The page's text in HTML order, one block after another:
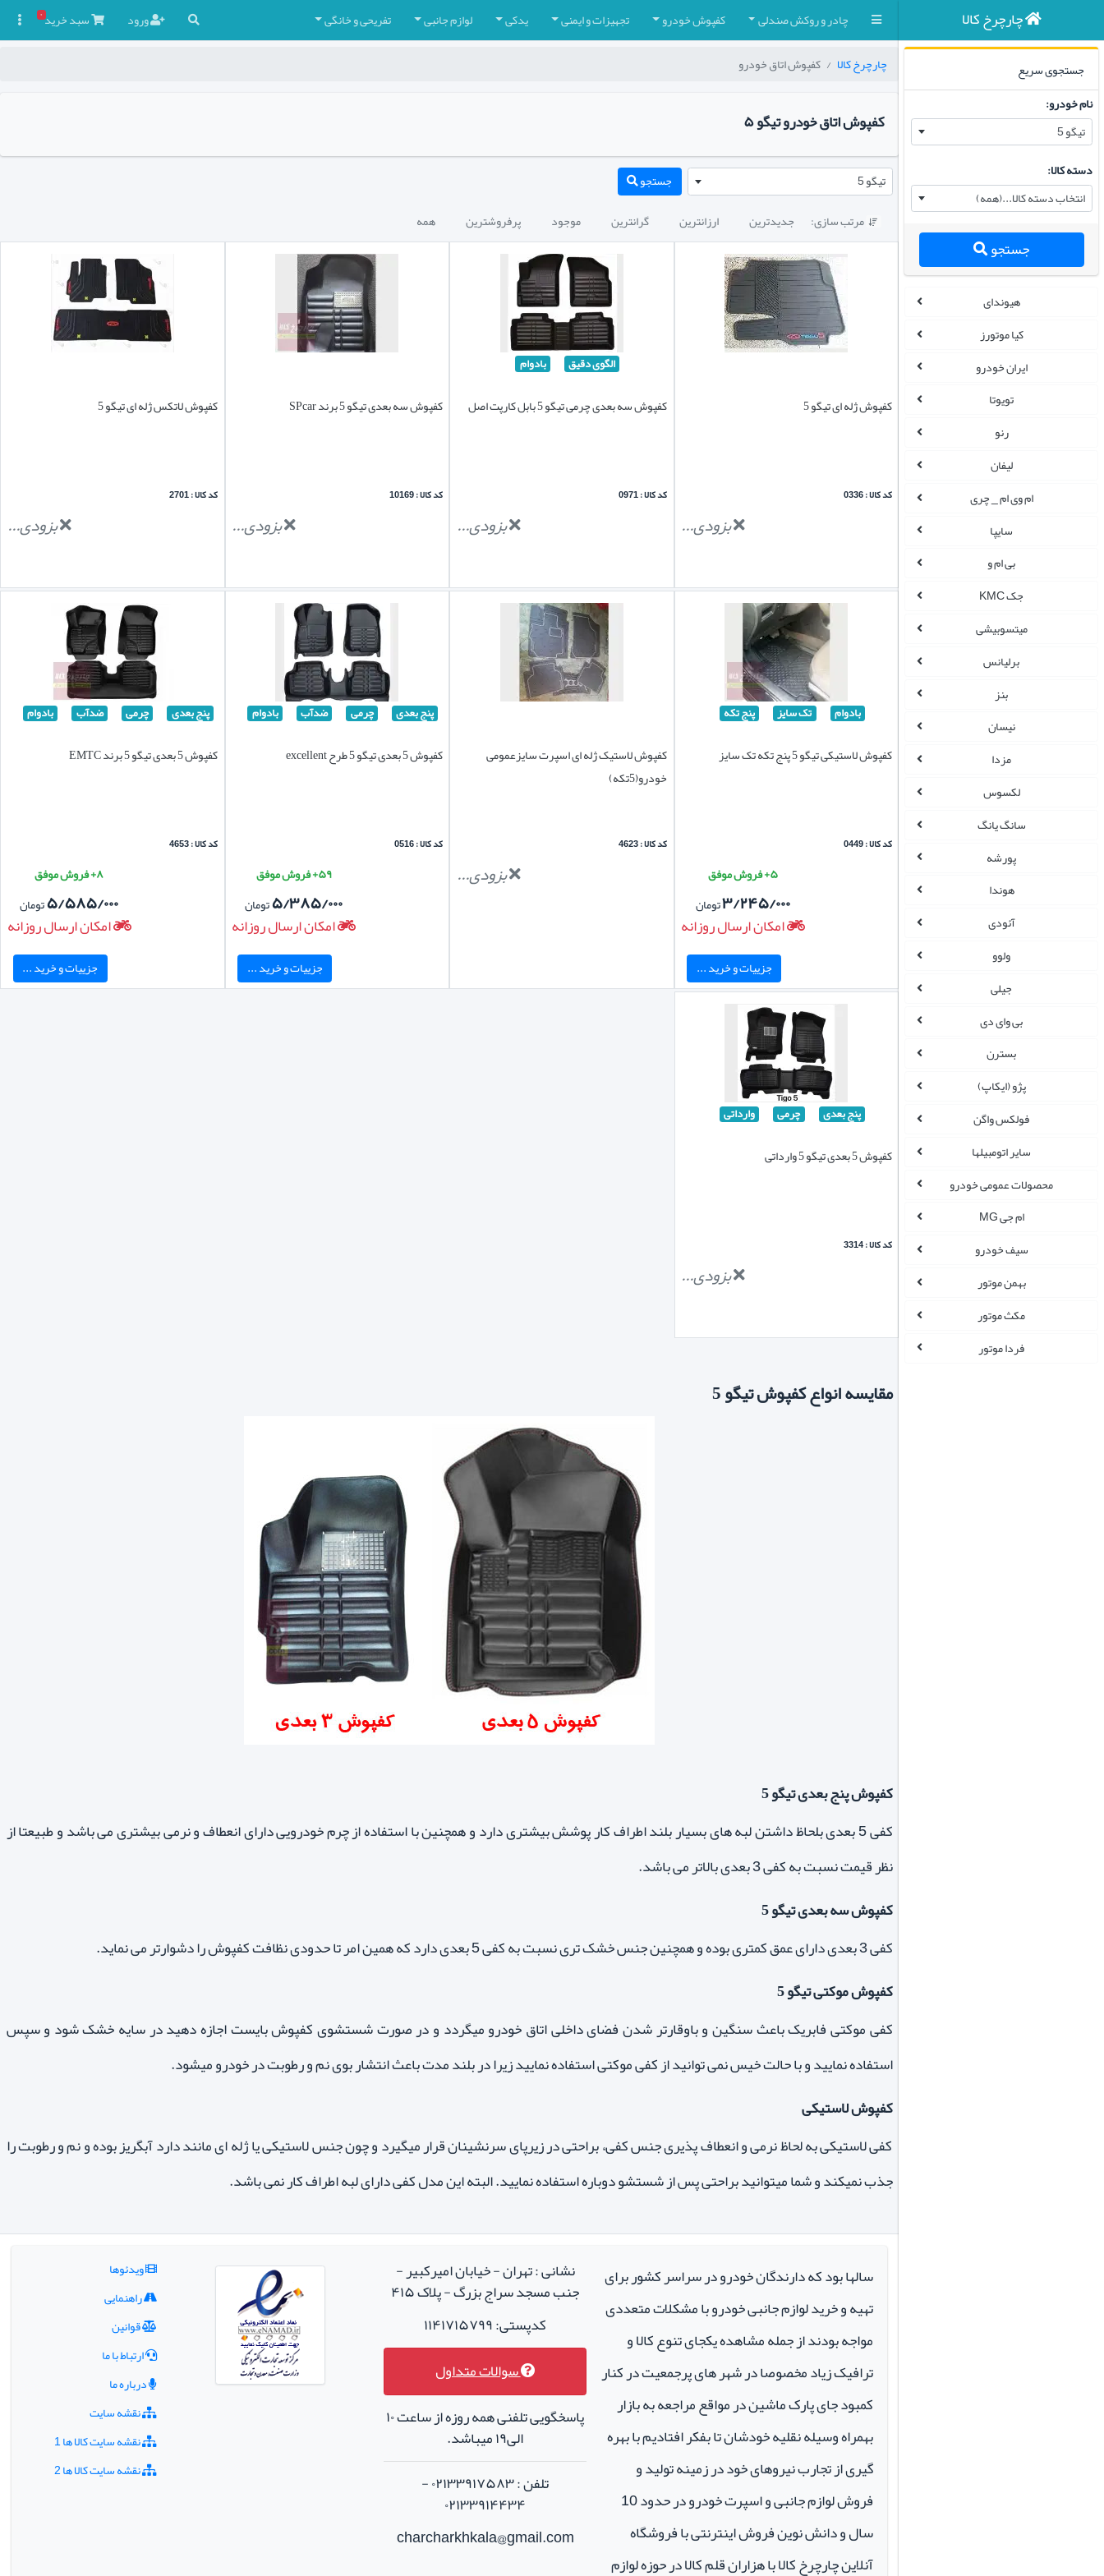
چادر و روکش صندلی کفپوش خودرو تجهیزات و ایمنی یدکی لوازم جانبی تفریحی و خانگی ورود سبدخرید۰ چارچرخ کالا
جستجوی سریع
نام خودرو:
تیگو 5
دسته کالا:
انتخاب دسته کالا...(همه)
جستجو
هیوندای
کیا موتورز
ایران خودرو
تویوتا
رنو
لیفان
ام وی ام _ چری
سایپا
بی ام و
جک KMC
میتسوبیشی
برلیانس
بنز
نیسان
مزدا
لکسوس
سانگ یانگ
پورشه
هوندا
آئودی
ولوو
جیلی
بی وای دی
بسترن
پژو (ایکاپ)
فولکس واگن
سایر اتومبیلها
محصولات عمومی خودرو
ام جی MG
سیف خودرو
بهمن موتور
مکث موتور
فردا موتور
چارچرخ کالا کفپوش اتاق خودرو
کفپوش اتاق خودرو تیگو ۵
تیگو 5 جستجو
 مرتب سازی: جدیدترین ارزانترین گرانترین موجود پرفروشترین همه
کفپوش ژله ای تیگو 5
کد کالا : 0336
بزودی...
الگوی دقیق بادوام
کفپوش سه بعدی چرمی تیگو 5 بابل کارپت اصل
کد کالا : 0971
بزودی...
کفپوش سه بعدی تیگو 5 برند SPcar
کد کالا : 10169
بزودی...
کفپوش لاتکس ژله ای تیگو 5
کد کالا : 2701
بزودی...
بادوام تک سایز پنج تکه
کفپوش لاستیکی تیگو 5 پنج تکه تک سایز
کد کالا : 0449
۵+ فروش موفق
۳/۲۴۵/۰۰۰تومان
امکان ارسال روزانه
جزییات و خرید ...
کفپوش لاستیک ژله ای اسپرت سایزعمومی
خودرو(5تکه)
کد کالا : 4623
بزودی...
پنج بعدی چرمی ضدآب بادوام
کفپوش 5 بعدی تیگو 5 طرح excellent
کد کالا : 0516
۵۹+ فروش موفق
۵/۳۸۵/۰۰۰تومان
امکان ارسال روزانه
جزییات و خرید ...
پنج بعدی چرمی ضدآب بادوام
کفپوش 5 بعدی تیگو 5 برند EMTC
کد کالا : 4653
۸+ فروش موفق
۵/۵۸۵/۰۰۰تومان
امکان ارسال روزانه
جزییات و خرید ...
پنج بعدی چرمی وارداتی
کفپوش 5 بعدی تیگو 5 وارداتی
کد کالا : 3314
بزودی...
مقایسه انواع کفپوش تیگو 5
کفپوش پنج بعدی تیگو 5
کفی 5 بعدی بلحاظ داشتن لبه های بسیار بلند اطراف کار پوشش بیشتری دارد و همچنین با استفاده از چرم خودرویی دارای انعطاف و نرمی بیشتری می باشد و طبیعتا از
نظر قیمت نسبت به کفی 3 بعدی بالاتر می باشد.
کفپوش سه بعدی تیگو 5
کفی 3 بعدی دارای عمق کمتری بوده و همچنین جنس خشک تری نسبت به کفی 5 بعدی دارد که همین امر تا حدودی نظافت کفپوش را دشوارتر می نماید.
کفپوش موکتی تیگو 5
کفی موکتی فابریک باعث سنگین و باوقارتر شدن فضای داخلی اتاق خودرو میگردد و در صورت شستشوی کفپوش بایست اجازه دهید در سایه خشک شود و سپس
استفاده نمایید و با حالت خیس نمی توانید از کفی موکتی استفاده نمایید زیرا در بلند مدت باعث انتشار بوی نم و رطوبت در خودرو میشود.
کفپوش لاستیکی
کفی لاستیکی به لحاظ نرمی و انعطاف پذیری جنس کفی، براحتی در زیرپای سرنشینان قرار میگیرد و چون جنس لاستیکی یا ژله ای مانند دارد آبگریز بوده و نم و رطوبت را
جذب نمیکند و شما میتوانید براحتی پس از شستشو دوباره استفاده نمایید. البته این مدل کفی دارای لبه اطراف کار نمی باشد.
سالها بود که دارندگان خودرو در سراسر کشور برای
تهیه و خرید لوازم جانبی خودرو با مشکلات متعددی
مواجه بودند از جمله مشاهده یکجای تنوع کالا و
ترافیک زیاد مخصوصا در شهر های پرجمعیت در کنار
کمبود جای پارک ماشین در مواقع مراجعه به بازار
بهمراه وسیله نقلیه خودشان تا بفکر افتادیم با بهره
گیری از تجارب نیروهای خود در زمینه تولید و
فروش لوازم جانبی و اسپرت خودرو در حدود 10
سال و دانش نوین فروش اینترنتی با فروشگاه
آنلاین چارچرخ کالا با هزاران قلم کالا در حوزه لوازم
نشانی : تهران - خیابان امیرکبیر -
جنب مسجد سراج بزرگ - پلاک ۴۱۵
کدپستی: ۱۱۴۱۷۱۵۷۹۹
سوالات متداول
پاسخگویی تلفنی همه روزه از ساعت ۱۰
الی۱۹ میباشد.
تلفن : ۰۲۱۳۳۹۱۷۵۸۳ -
۰۲۱۳۳۹۱۴۴۳۴
charcharkhkala@gmail.com
ویدئوها
راهنمایی
قوانین
ارتباط با ما
درباره ما
نقشه سایت
نقشه سایت کالا ها 1
نقشه سایت کالا ها 2